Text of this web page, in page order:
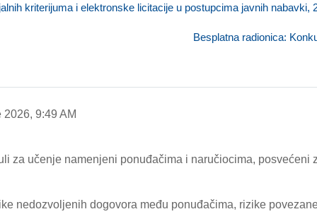
kriterijuma i elektronske licitacije u postupcima javnih nabavki,
Besplatna radionica:
9:49 AM
za učenje namenjeni ponuđačima i naručiocima, posvećeni
nedozvoljenih dogovora među ponuđačima, rizike